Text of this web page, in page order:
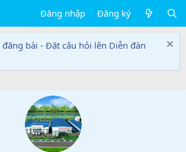
Đăng nhập Đăng ký
bài - Đặt câu hỏi lên Diễn đàn